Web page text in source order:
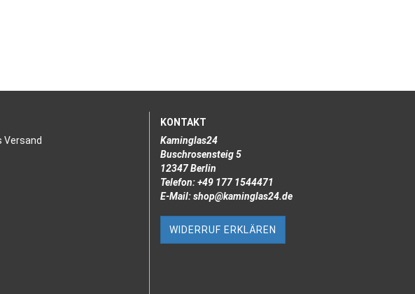
KONTAKT
Kaminglas24
Buschrosensteig 5
12347 Berlin
Telefon: +49 177 1544471
E-Mail: shop@kaminglas24.de
WIDERRUF ERKLÄREN